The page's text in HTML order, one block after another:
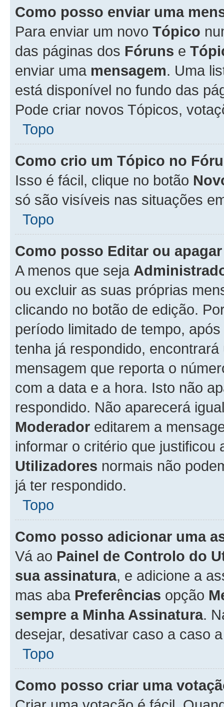
Como posso enviar uma
Para enviar um novo Tópico
das páginas dos Fóruns e
enviar uma mensagem. Uma
está disponível no fundo das
Pode criar novos Tópicos,
Topo
Como crio um Tópico no
Isso é fácil, clique no botão
só são visíveis nas situações
Topo
Como posso Editar ou
A menos que seja
ou excluir as suas próprias
clicando no botão de edição.
período limitado de tempo,
tenha já respondido,
mensagem que reporta o
com a data e a hora. Isto não
respondido. Não aparecerá
Moderador editarem a
informar o critério que
Utilizadores normais não
já ter respondido.
Topo
Como posso adicionar uma
Vá ao Painel de Controlo do
sua assinatura, e adicione a
mas aba Preferências opção
sempre a Minha Assinatura.
desejar, desativar caso a caso
Topo
Como posso criar uma